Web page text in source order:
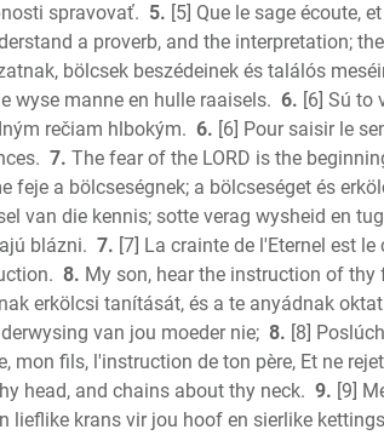
spravovať. 5. [5] Que le sage écoute,
a proverb, and the interpretation;
bölcsek beszédeinek és találós
wyse manne en hulle raaisels. 6. [6] Sú to
rečiam hlbokým. 6. [6] Pour saisir le
7. The fear of the LORD is the
feje a bölcseségnek; a bölcseséget és
van die kennis; sotte verag wysheid en
blázni. 7. [7] La crainte de l'Eternel est
8. My son, hear the instruction of
erkölcsi tanítását, és a te anyádnak
van jou moeder nie; 8. [8]
mon fils, l'instruction de ton père, Et ne
head, and chains about thy neck. 9. [9]
lieflike krans vir jou hoof en sierlike